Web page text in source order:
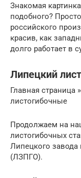
Знакомая
подобного?
российского
красив, как
долго работает в
Липецкий
Главная страница
листогибочные
Продолжаем на
листогибочных
Липецкого завода
(ЛЗПГО).